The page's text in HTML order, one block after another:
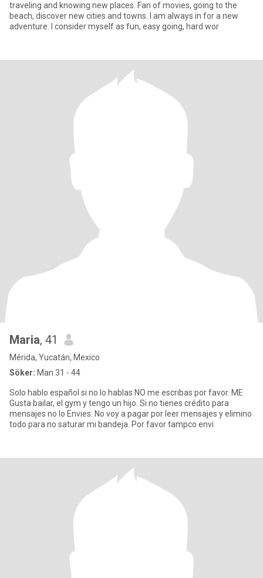
traveling and knowing new places. Fan of movies, going to the
beach, discover new cities and towns. I am always in for a new
adventure. I consider myself as fun, easy going, hard wor
Maria, 41
Mérida, Yucatán, Mexico
Söker: Man 31 - 44
Solo hablo español si no lo hablas NO me escribas por favor. ME
Gusta bailar, el gym y tengo un hijo. Si no tienes crédito para
mensajes no lo Envies. No voy a pagar por leer mensajes y elimino
todo para no saturar mi bandeja. Por favor tampco envi